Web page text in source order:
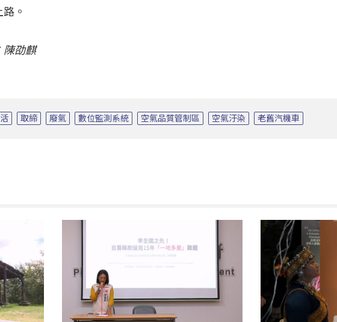
。
陳劭麒
取締 廢氣 數位監測系統 空氣品質管制區 空氣汙染 老舊汽機車